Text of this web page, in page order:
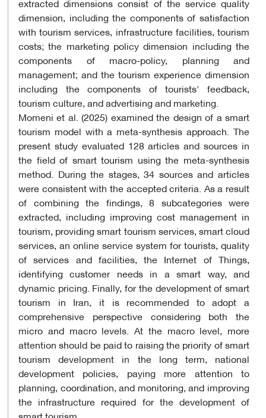
dimension, including the components of satisfaction
with tourism services, infrastructure facilities, tourism
costs; the marketing policy dimension including the
components of macro-policy, planning and
management; and the tourism experience dimension
including the components of tourists' feedback,
tourism culture, and advertising and marketing.
Momeni et al. (2025) examined the design of a smart
tourism model with a meta-synthesis approach. The
present study evaluated 128 articles and sources in
the field of smart tourism using the meta-synthesis
method. During the stages, 34 sources and articles
were consistent with the accepted criteria. As a result
of combining the findings, 8 subcategories were
extracted, including improving cost management in
tourism, providing smart tourism services, smart cloud
services, an online service system for tourists, quality
of services and facilities, the Internet of Things,
identifying customer needs in a smart way, and
dynamic pricing. Finally, for the development of smart
tourism in Iran, it is recommended to adopt a
comprehensive perspective considering both the
micro and macro levels. At the macro level, more
attention should be paid to raising the priority of smart
tourism development in the long term, national
development policies, paying more attention to
planning, coordination, and monitoring, and improving
the infrastructure required for the development of